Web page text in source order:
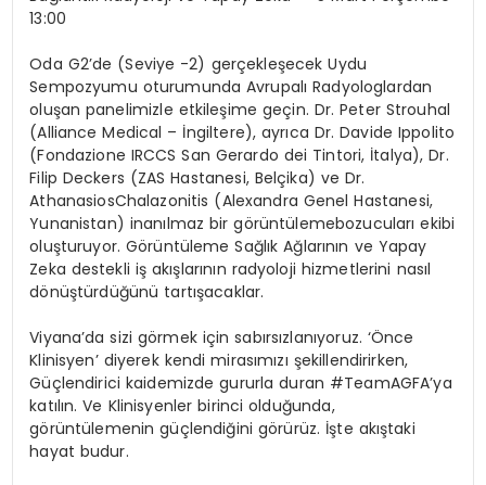
13:00
Oda G2’de (Seviye -2) gerçekleşecek Uydu
Sempozyumu oturumunda Avrupalı Radyologlardan
oluşan panelimizle etkileşime geçin. Dr. Peter Strouhal
(Alliance Medical – İngiltere), ayrıca Dr. Davide Ippolito
(Fondazione IRCCS San Gerardo dei Tintori, İtalya), Dr.
Filip Deckers (ZAS Hastanesi, Belçika) ve Dr.
AthanasiosChalazonitis (Alexandra Genel Hastanesi,
Yunanistan) inanılmaz bir görüntülemebozucuları ekibi
oluşturuyor. Görüntüleme Sağlık Ağlarının ve Yapay
Zeka destekli iş akışlarının radyoloji hizmetlerini nasıl
dönüştürdüğünü tartışacaklar.
Viyana’da sizi görmekiçin sabırsızlanıyoruz. ‘Önce
Klinisyen’ diyerek kendi mirasımızı şekillendirirken,
Güçlendirici kaidemizde gururla duran #TeamAGFA’ya
katılın. Ve Klinisyenler birinci olduğunda,
görüntülemenin güçlendiğini görürüz. İşte akıştaki
hayat budur.